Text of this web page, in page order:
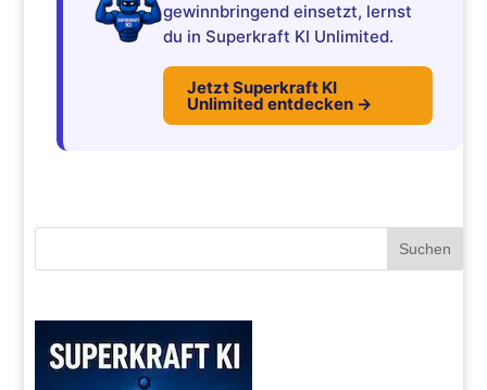
gewinnbringend einsetzt, lernst
du in Superkraft KI Unlimited.
Jetzt Superkraft KI
Unlimited entdecken →